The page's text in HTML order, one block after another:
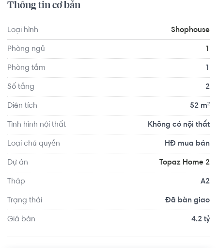
Vincom Thủ Đức, Vincom Quận 9, Làng Đại học Quốc
Bên cạnh đó, Topaz Home 2 còn nằm trong tổng thể khu
đất 8ha, liền kề dự án nhà phố sinh thái Topaz Mansion
cộng đồng dân cư văn minh, lịch sự.
Thông tin cơ bản
Loại hình Shophouse
Phòng ngủ 1
Phòng tắm 1
Số tầng 2
Diện tích 52 m²
Tình hình nội thất Không có nội thất
Loại chủ quyền HĐ mua bán
Dự án Topaz Home 2
Tháp A2
Trạng thái Đã bàn giao
Giá bán 4.2 tỷ